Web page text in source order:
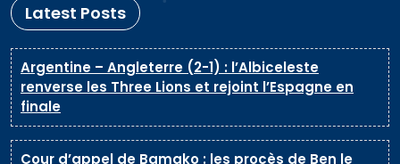
Latest Posts
Argentine – Angleterre (2-1) : l’Albiceleste
renverse les Three Lions et rejoint l’Espagne en
finale
Cour d’appel de Bamako : les procès de Ben le